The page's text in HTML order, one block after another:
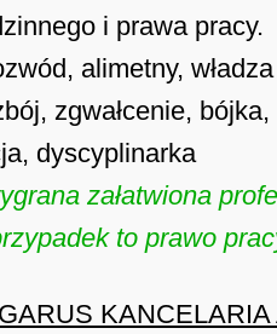
i prawa pracy.
alimetny,
zgwałcenie,
dyscyplinarka
załatwiona
to prawo